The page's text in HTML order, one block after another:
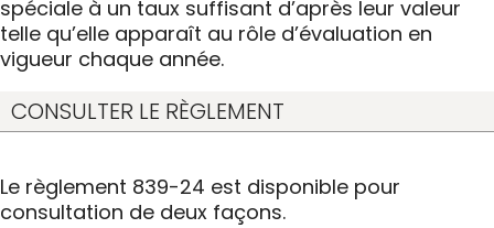
spéciale à un taux suffisant d’après leur valeur
telle qu’elle apparaît au rôle d’évaluation en
vigueur chaque année.
CONSULTER LE RÈGLEMENT
Le règlement 839-24 est disponible pour
consultation de deux façons.